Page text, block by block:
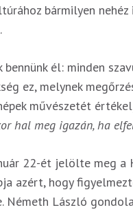
bármilyen
bennünk él: minden
ez, melynek
művészetét
hal meg igazán, ha
22-ét jelölte meg a
azért, hogy
Németh László